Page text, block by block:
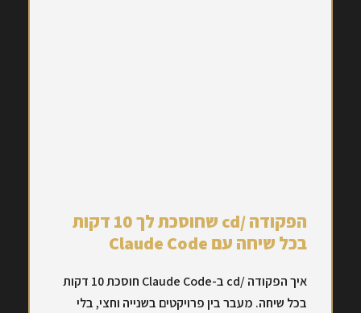
הפקודה /cd שחוסכת לך 10 דקות
בכל שיחה עם Claude Code
איך הפקודה /cd ב-Claude Code חוסכת 10 דקות
בכל שיחה. מעבר בין פרויקטים בשנייה וחצי, בלי